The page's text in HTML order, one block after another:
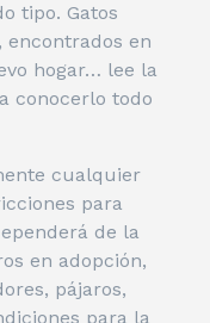
tipo. Gatos
encontrados en
hogar… lee la
conocerlo todo
cualquier
para
de la
en adopción,
pájaros,
para la